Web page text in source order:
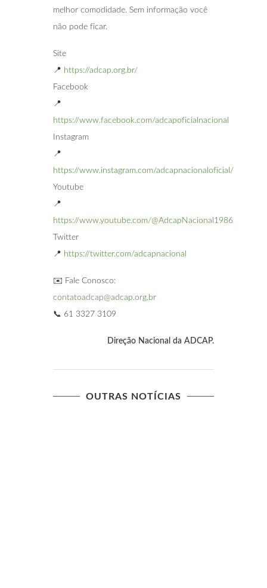
melhor comodidade. Sem informação você
não pode ficar.
Site
📍 https://adcap.org.br/
Facebook
📍
https://www.facebook.com/adcapoficialnacional
Instagram
📍
https://www.instagram.com/adcapnacionaloficial/
Youtube
📍
https://www.youtube.com/@AdcapNacional1986
Twitter
📍 https://twitter.com/adcapnacional
✉️ Fale Conosco:
contatoadcap@adcap.org.br
📞 61 3327 3109
Direção Nacional da ADCAP.
OUTRAS NOTÍCIAS